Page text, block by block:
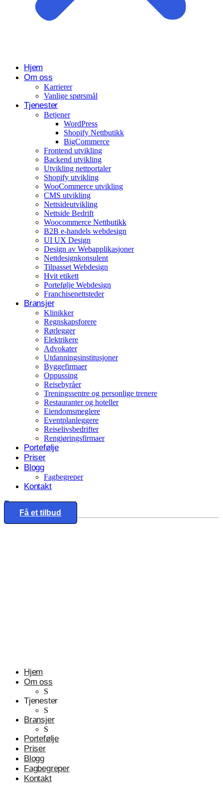
Hjem
Om oss
Karrierer
Vanlige spørsmål
Tjenester
Betjener
WordPress
Shopify Nettbutikk
BigCommerce
Frontend utvikling
Backend utvikling
Utvikling nettportaler
Shopify utvikling
WooCommerce utvikling
CMS utvikling
Nettsideutvikling
Nettside Bedrift
Woocommerce Nettbutikk
B2B e-handels webdesign
UI UX Design
Design av Webapplikasjoner
Nettdesignkonsulent
Tilpasset Webdesign
Hvit etikett
Portefølje Webdesign
Franchisenettsteder
Bransjer
Klinikker
Regnskapsforere
Rørlegger
Elektrikere
Advokater
Utdanningsinstitusjoner
Byggefirmaer
Oppussing
Reisebyråer
Treningssentre og personlige trenere
Restauranter og hoteller
Eiendomsmeglere
Eventplanleggere
Reiselivsbedrifter
Rengjøringsfirmaer
Portefølje
Priser
Blogg
Fagbegreper
Kontakt
Eng
Få et tilbud
Hjem
Om oss
S
Tjenester
S
Bransjer
S
Portefølje
Priser
Blogg
Fagbegreper
Kontakt
Arrangementer og opplevelser
Eventplanleggere